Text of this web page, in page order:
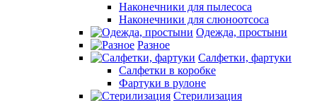
Наконечники для пылесоса
Наконечники для слюноотсоса
Одежда, простыни
Разное
Салфетки, фартуки
Салфетки в коробке
Фартуки в рулоне
Стерилизация